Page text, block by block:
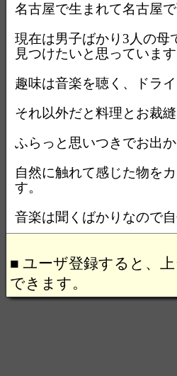
名古屋で生まれて名古屋で
現在は男子ばかり3人の母
見つけたいと思っています
趣味は音楽を聴く、ドラ
それ以外だと料理とお裁
ふらっと思いつきでお出
自然に触れて感じた物を
す。
音楽は聞くばかりなので
■ ユーザ登録すると、
できます。